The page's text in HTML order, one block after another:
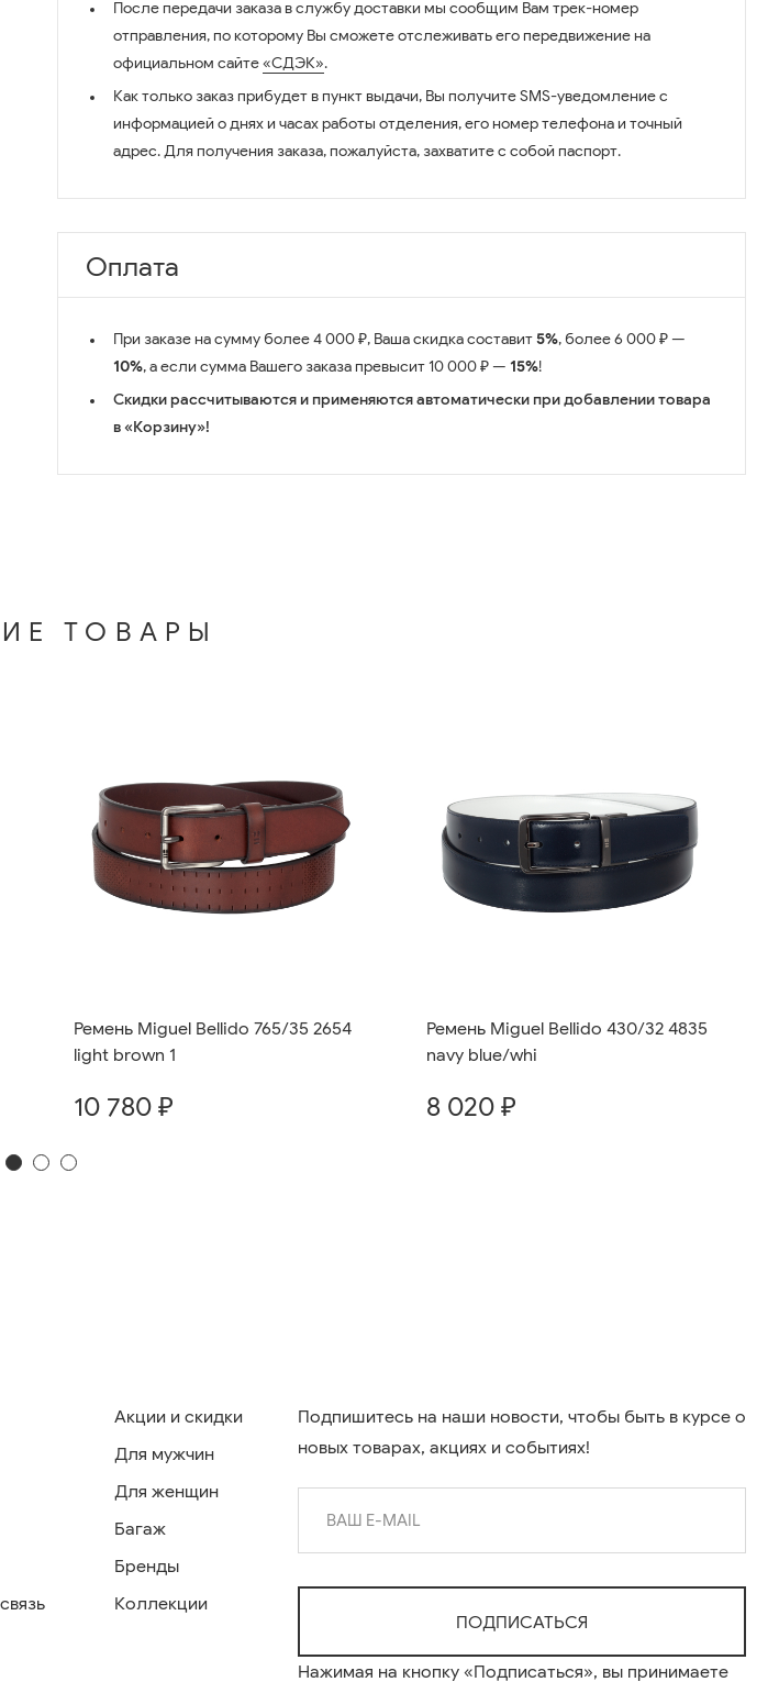
После передачи заказа в службу доставки мы сообщим Вам трек-номер
отправления, по которому Вы сможете отслеживать его передвижение на
официальном сайте«СДЭК».
Как только заказ прибудет в пункт выдачи, Вы получите SMS-уведомление с
информацией о днях и часах работы отделения, его номер телефона и точный
адрес. Для получения заказа, пожалуйста, захватите с собой паспорт.
Оплата
При заказе на сумму более 4 000 ₽, Ваша скидка составит5%, более 6 000 ₽ —
10%, а если сумма Вашего заказа превысит 10 000 ₽ — 15%!
Скидки рассчитываются и применяются автоматически при добавлении товара
в «Корзину»!
ТОВАРЫ
Ремень Miguel Bellido 765/35 2654
light brown 1
10 780 ₽
Ремень Miguel Bellido 430/32 4835
navy blue/whi
8 020 ₽
Акции и скидки
Для мужчин
Для женщин
Багаж
Бренды
Коллекции
Подпишитесь на наши новости, чтобы быть в курсе о
новых товарах, акциях и событиях!
Нажимая на кнопку «Подписаться», вы принимаете